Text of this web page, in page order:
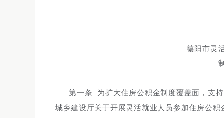
德阳市灵
第一条 为扩大住房公积金制度覆盖面，支
城乡建设厅关于开展灵活就业人员参加住房公积